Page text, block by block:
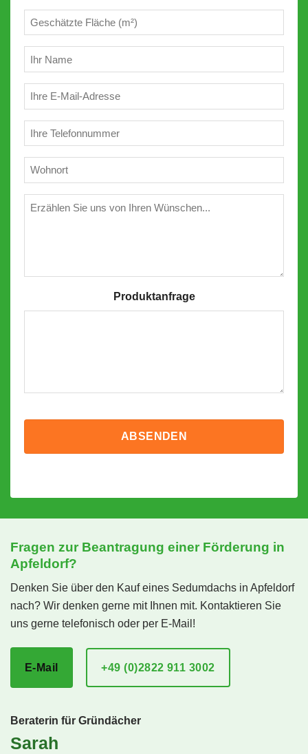
m²
Name
Mail
(erforderlich)
(erforderlich)
Wünschen
Produktanfrage
Fragen zur Beantragung einer Förderung in
Apfeldorf?
Denken Sie über den Kauf eines Sedumdachs in Apfeldorf
nach? Wir denken gerne mit Ihnen mit. Kontaktieren Sie
uns gerne telefonisch oder per E-Mail!
E-Mail +49 (0)2822 911 3002
Beraterin für Gründächer
Sarah